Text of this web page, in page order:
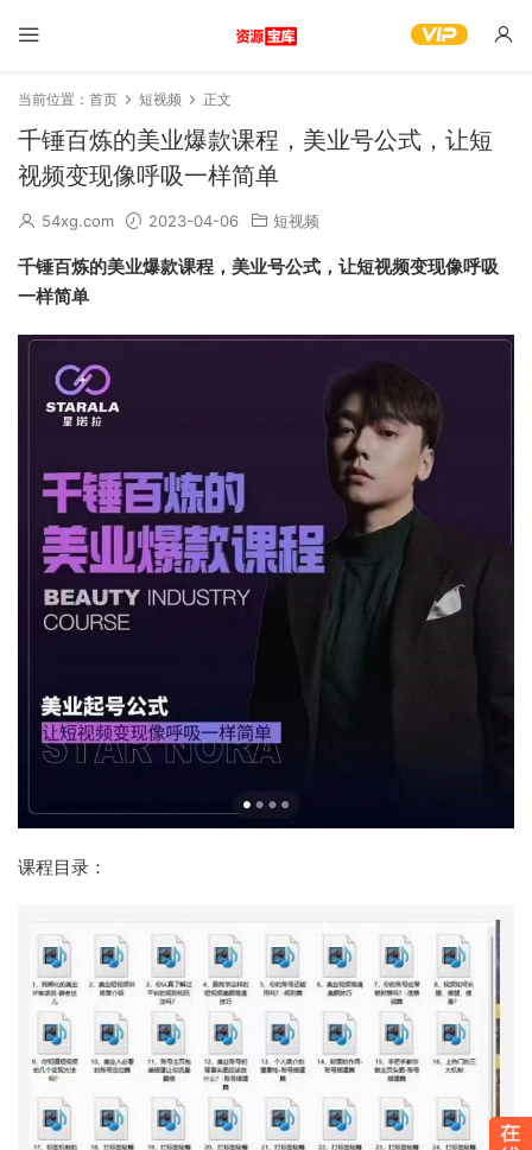
当前位置： 首页 短视频 正文
千锤百炼的美业爆款课程，美业号公式，让短
视频变现像呼吸一样简单
54xg.com 2023-04-06 短视频
千锤百炼的美业爆款课程，美业号公式，让短视频变现像呼吸
一样简单
课程目录：